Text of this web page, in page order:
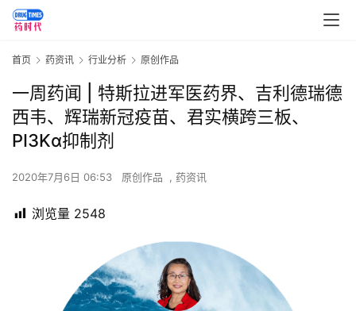
首页 药资讯 行业分析 原创作品
一周药闻 | 特斯拉进军医药界、吉利德瑞德
西韦、辉瑞新冠疫苗、君实横跨三板、
PI3Kα抑制剂
2020年7月6日 06:53 原创作品 , 药资讯
浏览量 2548